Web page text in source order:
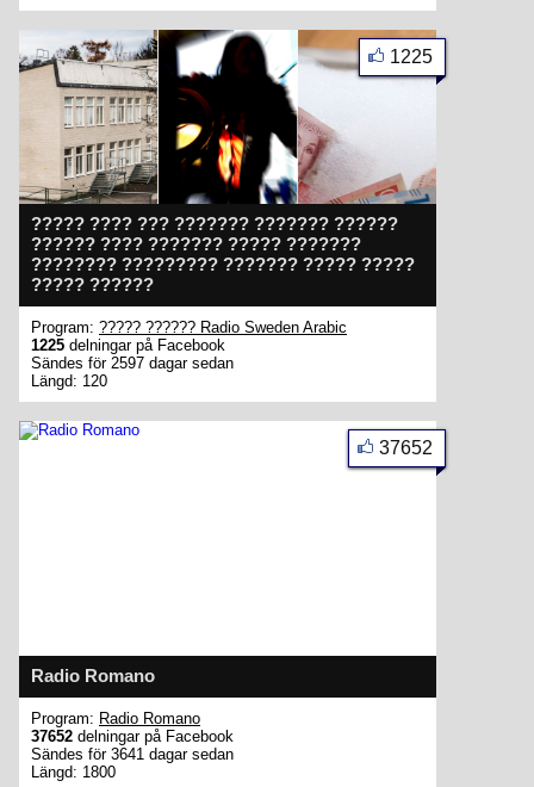
????? ???? ??? ??????? ??????? ??????
?????? ???? ??????? ????? ???????
???????? ????????? ??????? ????? ?????
????? ??????
1225
Program: ????? ?????? Radio Sweden Arabic
1225 delningar på Facebook
Sändes för 2597 dagar sedan
Längd: 120
Radio Romano
37652
Program: Radio Romano
37652 delningar på Facebook
Sändes för 3641 dagar sedan
Längd: 1800